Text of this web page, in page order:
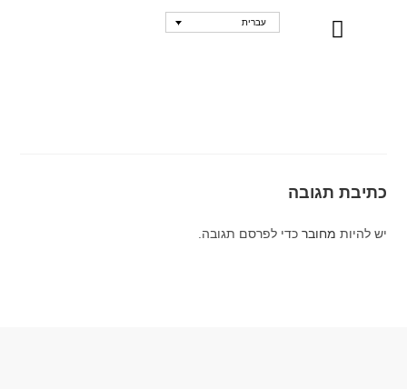
עברית
כתיבת תגובה
יש להיות מחובר כדי לפרסם תגובה.